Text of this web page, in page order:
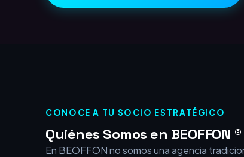
CONOCE A TU SOCIO ESTRATÉGICO